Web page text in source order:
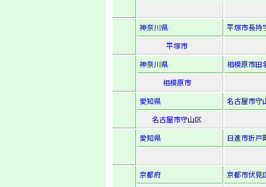
神奈川県
平塚市長持
平塚市
神奈川県
相模原市田
相模原市
愛知県
名古屋市守
名古屋市守山区
愛知県
日進市折戸
京都府
京都市伏見